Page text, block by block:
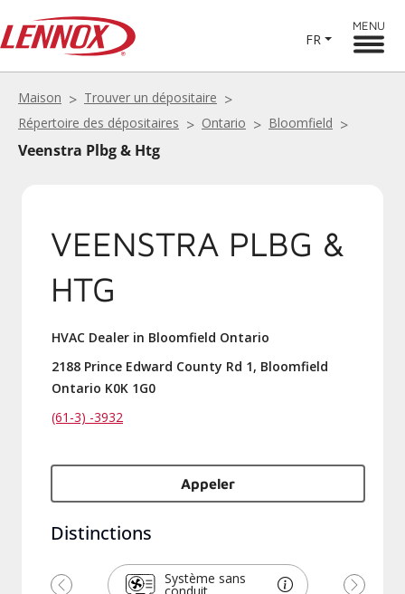
FR
MENU
Maison
Trouver un dépositaire
Répertoire des dépositaires
Ontario Bloomfield
Veenstra Plbg & Htg
VEENSTRA PLBG &
HTG
HVAC Dealer in Bloomfield Ontario
2188 Prince Edward County Rd 1, Bloomfield
Ontario K0K 1G0
(61-3) -3932
Appeler
Distinctions
Système sans